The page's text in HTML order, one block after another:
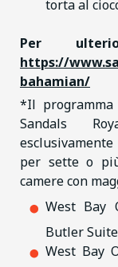
torta al
Per
https://
bahamian/
*Il
Sandals
per sette o
camere con
West Bay
Butler
West Bay